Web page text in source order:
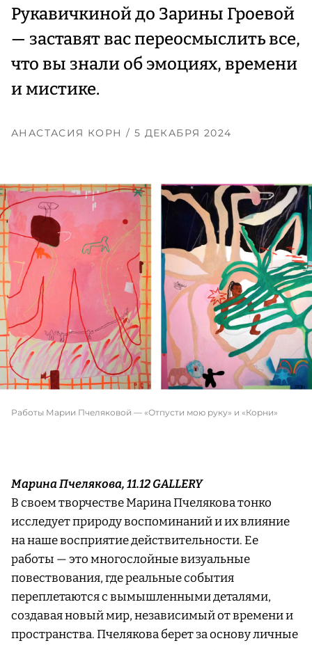
Рукавичкиной до Зарины Гроевой
— заставят вас переосмыслить все,
что вы знали об эмоциях, времени
и мистике.
АНАСТАСИЯ КОРН / 5 ДЕКАБРЯ 2024
Работы Марии Пчеляковой — «Отпусти мою руку» и «Корни»
Марина Пчелякова, 11.12 GALLERY
В своем творчестве Марина Пчелякова тонко
исследует природу воспоминаний и их влияние
на наше восприятие действительности. Ее
работы — это многослойные визуальные
повествования, где реальные события
переплетаются с вымышленными деталями,
создавая новый мир, независимый от времени и
пространства. Пчелякова берет за основу личные